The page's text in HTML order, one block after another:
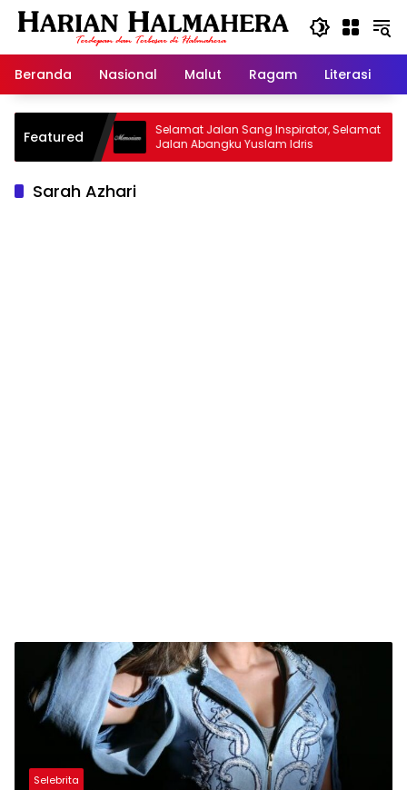
Langsung
Beranda
Nasional Malut Ragam Literasi
Featured
Warisan
Selamat Jalan Sang Inspirator, Selamat
Jalan Abangku Yuslam Idris
Sarah Azhari
Selebrita